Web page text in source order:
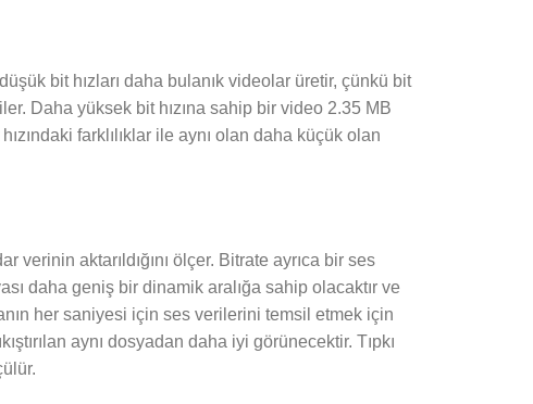
bit hızları daha bulanık videolar üretir, çünkü bit
Daha yüksek bit hızına sahip bir video 2.35 MB
farklılıklar ile aynı olan daha küçük olan
verinin aktarıldığını ölçer. Bitrate ayrıca bir ses
daha geniş bir dinamik aralığa sahip olacaktır ve
her saniyesi için ses verilerini temsil etmek için
aynı dosyadan daha iyi görünecektir. Tıpkı